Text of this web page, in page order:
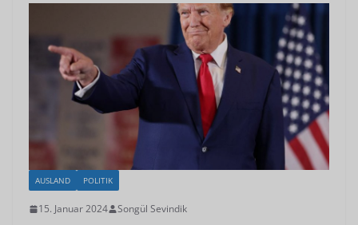
AUSLAND POLITIK
15. Januar 2024 Songül Sevindik